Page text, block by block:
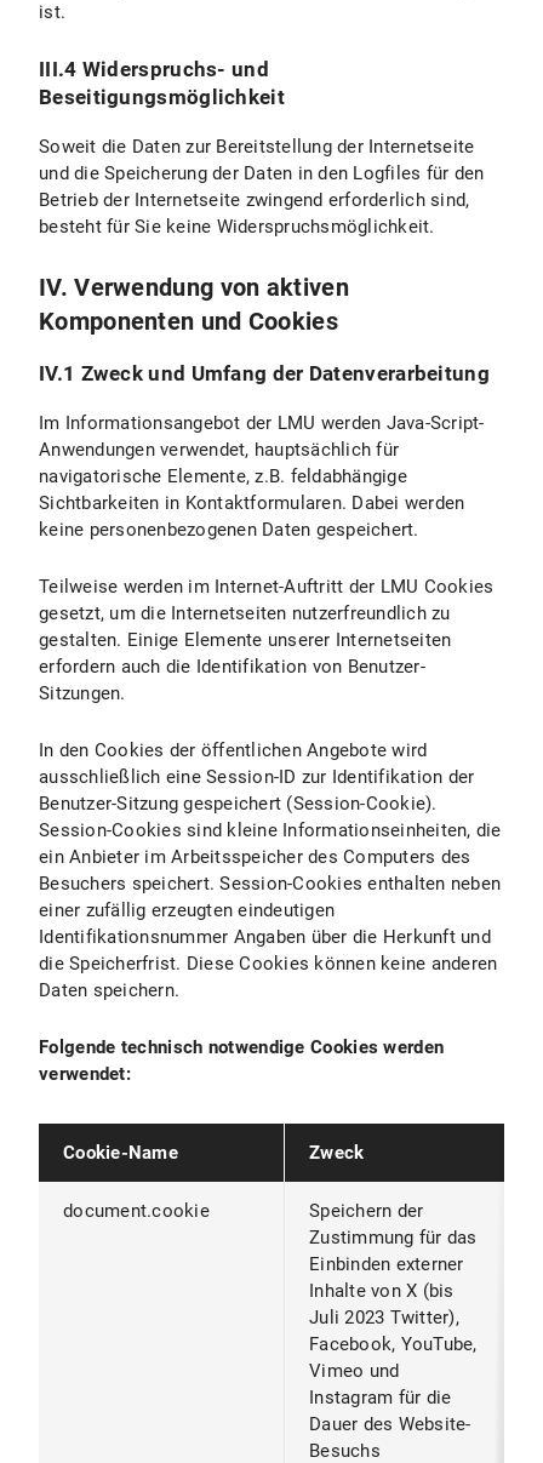
ist.
III.4 Widerspruchs- und
Beseitigungsmöglichkeit
Soweit die Daten zur Bereitstellung der Internetseite
und die Speicherung der Daten in den Logfiles für den
Betrieb der Internetseite zwingend erforderlich sind,
besteht für Sie keine Widerspruchsmöglichkeit.
IV. Verwendung von aktiven
Komponenten und Cookies
IV.1 Zweck und Umfang der Datenverarbeitung
Im Informationsangebot der LMU werden Java-Script-
Anwendungen verwendet, hauptsächlich für
navigatorische Elemente, z.B. feldabhängige
Sichtbarkeiten in Kontaktformularen. Dabei werden
keine personenbezogenen Daten gespeichert.
Teilweise werden im Internet-Auftritt der LMU Cookies
gesetzt, um die Internetseiten nutzerfreundlich zu
gestalten. Einige Elemente unserer Internetseiten
erfordern auch die Identifikation von Benutzer-
Sitzungen.
In den Cookies der öffentlichen Angebote wird
ausschließlich eine Session-ID zur Identifikation der
Benutzer-Sitzung gespeichert (Session-Cookie).
Session-Cookies sind kleine Informationseinheiten, die
ein Anbieter im Arbeitsspeicher des Computers des
Besuchers speichert. Session-Cookies enthalten neben
einer zufällig erzeugten eindeutigen
Identifikationsnummer Angaben über die Herkunft und
die Speicherfrist. Diese Cookies können keine anderen
Daten speichern.
Folgende technisch notwendige Cookies werden
verwendet:
Cookie-Name Zweck
document.cookie
Speichern der
Zustimmung für das
Einbinden externer
Inhalte von X (bis
Juli 2023 Twitter),
Facebook, YouTube,
Vimeo und
Instagram für die
Dauer des Website-
Besuchs